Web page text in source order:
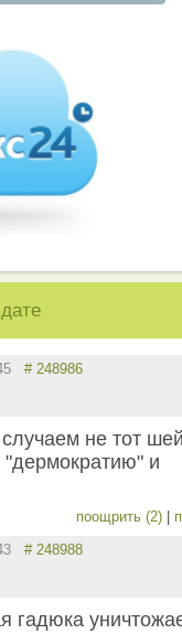
# 248986
не тот
и
поощрить (2)
# 248988
гадюка